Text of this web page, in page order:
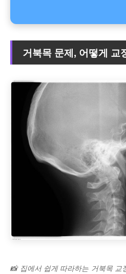
거북목 문제, 어떻게 교
📸 집에서 쉽게 따라하는 거북목 교